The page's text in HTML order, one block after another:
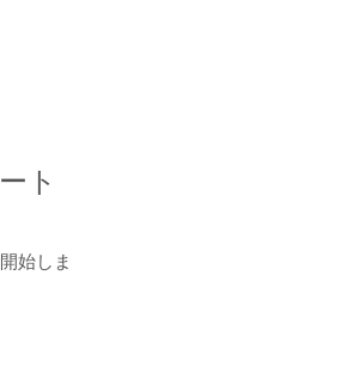
ト
始しま